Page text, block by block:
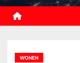
n
WONEN